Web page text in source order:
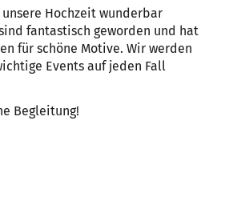
Hochzeit wunderbar
fantastisch geworden und hat
für schöne Motive. Wir werden
Events auf jeden Fall
Begleitung!